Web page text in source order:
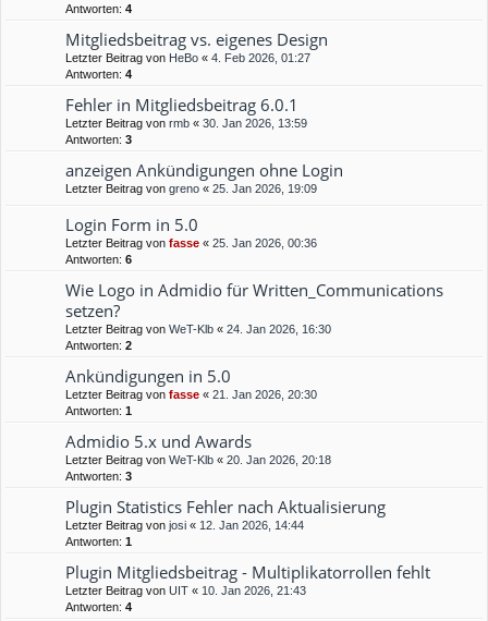
Antworten: 4
Mitgliedsbeitrag vs. eigenes Design
Letzter Beitrag von HeBo « 4. Feb 2026, 01:27
Antworten: 4
Fehler in Mitgliedsbeitrag 6.0.1
Letzter Beitrag von rmb « 30. Jan 2026, 13:59
Antworten: 3
anzeigen Ankündigungen ohne Login
Letzter Beitrag von greno « 25. Jan 2026, 19:09
Login Form in 5.0
Letzter Beitrag von fasse « 25. Jan 2026, 00:36
Antworten: 6
Wie Logo in Admidio für Written_Communications
setzen?
Letzter Beitrag von WeT-Klb « 24. Jan 2026, 16:30
Antworten: 2
Ankündigungen in 5.0
Letzter Beitrag von fasse « 21. Jan 2026, 20:30
Antworten: 1
Admidio 5.x und Awards
Letzter Beitrag von WeT-Klb « 20. Jan 2026, 20:18
Antworten: 3
Plugin Statistics Fehler nach Aktualisierung
Letzter Beitrag von josi « 12. Jan 2026, 14:44
Antworten: 1
Plugin Mitgliedsbeitrag - Multiplikatorrollen fehlt
Letzter Beitrag von UIT « 10. Jan 2026, 21:43
Antworten: 4